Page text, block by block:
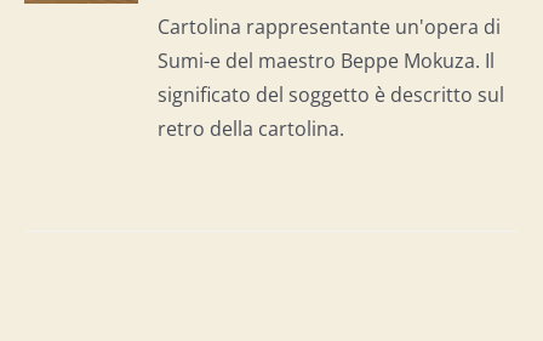
Cartolina rappresentante un'opera di
Sumi-e del maestro Beppe Mokuza. Il
significato del soggetto è descritto sul
retro della cartolina.